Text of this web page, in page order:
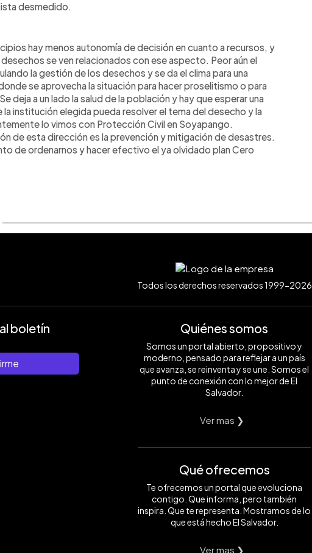
desmedido.
hay menos autonomía de decisión en cuanto a recursos, y
se ven relacionados con ese aspecto. Peor aún el
la gestión de los desechos y se da el clima para una
se aprovecha la situación para hacer proselitismo o para
deja a un lado la salud de la población y hay que esperar una
institución elegida pueda resolver el tema del desecho y la
lo vimos con Protección Civil en Soyapango.
de esta dirección es la prevención y mitigación de desastres.
de ordenarnos y hacer efectivo el ya olvidado plan Cero
Todos los derechos reservados 1999-2026
boletín Quiénes somos
Somos un portal abierto, propositivo y
moderno, pensado para reflejar a un país
que avanza, se reinventa y se une. Somos el
punto de conexión con lo mejor de El
Salvador.
Ver mas ❯
Qué ofrecemos
Te ofrecemos un portal que evoluciona
contigo. Que informa, pero también
inspira. Que te representa. Mostramos de lo
que está hecho El Salvador.
Ver mas ❯